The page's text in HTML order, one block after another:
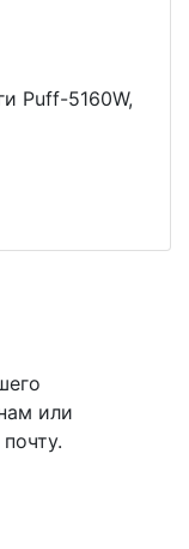
Рuff-5160W,
или